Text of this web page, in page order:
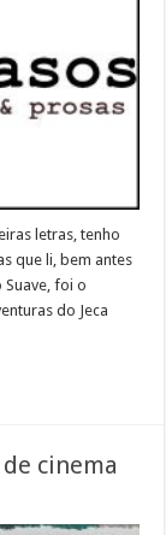
letras, tenho
que li, bem antes
foi o
do Jeca
cinema